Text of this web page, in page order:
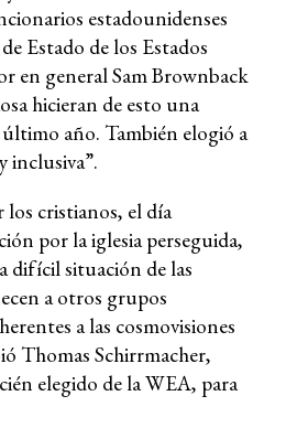
estadounidenses
Estado de los Estados
en general Sam Brownback
hicieran de esto una
año. También elogió a
inclusiva”.
los cristianos, el día
por la iglesia perseguida,
difícil situación de las
a otros grupos
a las cosmovisiones
Thomas Schirrmacher,
elegido de la WEA, para